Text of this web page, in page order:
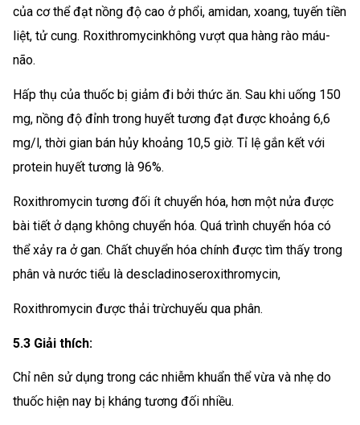
của cơ thể đạt nồng độ cao ở phổi, amidan, xoang, tuyến tiền
liệt, tử cung. Roxithromycinkhông vượt qua hàng rào máu-
não.
Hấp thụ của thuốc bị giảm đi bởi thức ăn. Sau khi uống 150
mg, nồng độ đỉnh trong huyết tương đạt được khoảng 6,6
mg/l, thời gian bán hủy khoảng 10,5 giờ. Tỉ lệ gắn kết với
protein huyết tương là 96%.
Roxithromycin tương đối ít chuyển hóa, hơn một nửa được
bài tiết ở dạng không chuyển hóa. Quá trình chuyển hóa có
thể xảy ra ở gan. Chất chuyển hóa chính được tìm thấy trong
phân và nước tiểu là descladinoseroxithromycin,
Roxithromycin được thải trừchuyếu qua phân.
5.3 Giải thích:
Chỉ nên sử dụng trong các nhiễm khuẩn thể vừa và nhẹ do
thuốc hiện nay bị kháng tương đối nhiều.